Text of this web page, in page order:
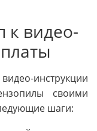
к видео-
инструкции
своими
шаги: